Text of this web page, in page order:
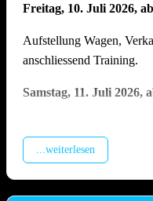
Freitag, 10. Juli 2026,
Aufstellung Wagen,
anschliessend Training.
Samstag, 11. Juli 2026,
Spülzelt, Verkabelung
Mittwoch, 15. Juli
...weiterlesen